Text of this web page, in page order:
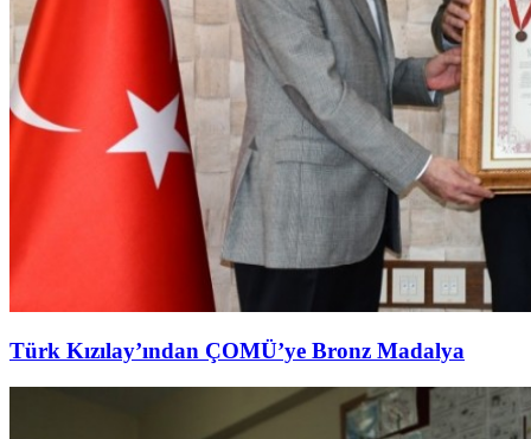
Türk Kızılay’ından ÇOMÜ’ye Bronz Madalya